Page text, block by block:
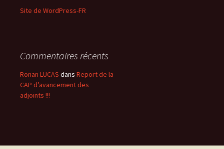
Site de WordPress-FR
Commentaires récents
Ronan LUCAS dans Report de la
CAP d’avancement des
adjoints !!!